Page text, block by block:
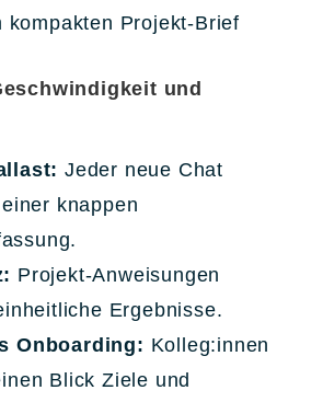
kompakten Projekt-Brief
und
Jeder neue Chat
knappen
Projekt-Anweisungen
Ergebnisse.
Onboarding: Kolleg:innen
Blick Ziele und